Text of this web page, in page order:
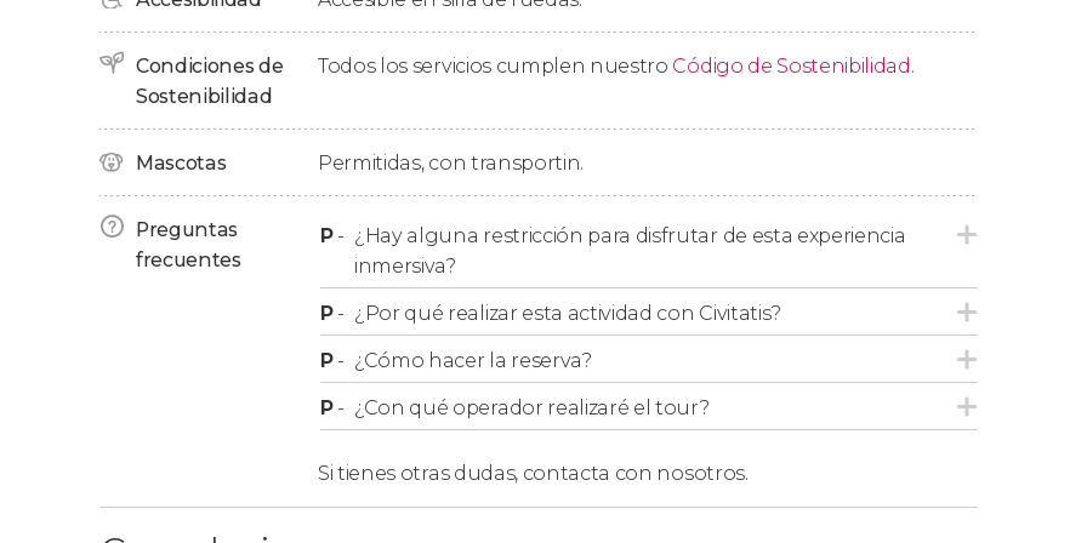
a diversos miembros de la familia de Rembrandt , como su pareja Hendrickje , su hijo Titus
su hija
Cornelia.
Horarios
La experiencia inmersiva Rembrandts Amsterdam Experience abrede lunes a domingo
desde las 11:00 hasta las 19:00 horas, con
afluencia, puede que tengáis que esperar unos minutos antes de que comience la
proyección de vuestro pase.
estos horarios son flexibles y están sujetos a cambios
Condiciones de
Sostenibilidad
Todos los servicios cumplen nuestro Código de Sostenibilidad .
Mascotas Permitidas, con transportin.
Preguntas
frecuentes
P- ¿Hay alguna restricción para disfrutar de esta experiencia
inmersiva?
P- ¿Por qué realizar esta actividad con Civitatis?
P- ¿Cómo hacer la reserva?
P- ¿Con qué operador realizaré el tour?
Si tienes otras dudas, contacta con nosotros.